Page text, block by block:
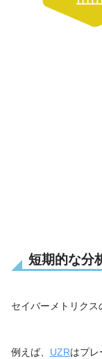
短期的な分
セイバーメトリクス
例えば、 UZRはプレ